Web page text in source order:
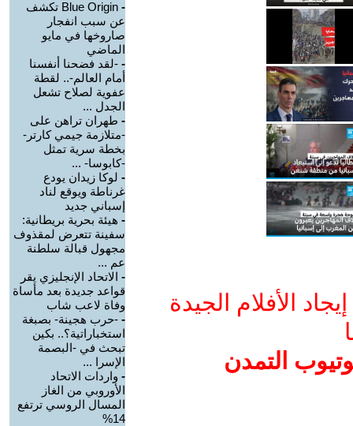
الأفلام الجيدة
التمدن
-
Blue Origin تكشف
عن سبب انفجار
صاروخها في مايو
الماضي
- -لقد فضحنا أنفسنا
أمام العالم-.. لقطة
عفوية لصلاح تشعل
الجدل ...
- طهران تراهن على
-متلازمة جيمي كارتر-
بخطة سرية تمثل
-كابوسا- ...
- لوكا زيدان يودع
غرناطة ويوقع لناد
إسباني جديد
- هيئة بحرية بريطانية:
سفينة تتعرض لمقذوف
مجهول قبالة سلطنة
عم ...
- الاتحاد الإنجليزي يقر
قواعد جديدة بعد مأساة
وفاة لاعب شاب
- -حرب هجينة- بصبغة
استخباراتية؟.. بكين
تبحث في -البصمة
الإسرا ...
- واردات الاتحاد
الأوروبي من الغاز
المسال الروسي ترتفع
14%